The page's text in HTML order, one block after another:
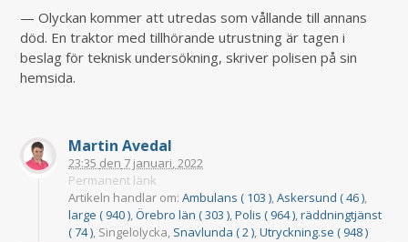
— Olyckan kommer att utredas som vållande till annans
död. En traktor med tillhörande utrustning är tagen i
beslag för teknisk undersökning, skriver polisen på sin
hemsida.
Martin Avedal
23:35 den 7 januari, 2022
Permanent länk
Artikeln handlar om:Ambulans ( 103 ),Askersund ( 46 ),
large ( 940 ),Örebro län ( 303 ),Polis ( 964 ),räddningtjänst
( 74 ), Singelolycka, Snavlunda ( 2 ),Utryckning.se ( 948 )